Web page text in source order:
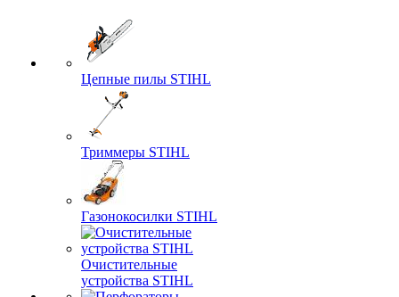
Цепные пилы STIHL
Триммеры STIHL
Газонокосилки STIHL
Очистительные
устройства STIHL